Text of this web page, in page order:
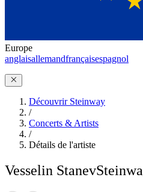
Europe
anglaisallemandfrançaisespagnol
Découvrir Steinway
/
Concerts & Artists
/
Détails de l'artiste
Vesselin Stanev